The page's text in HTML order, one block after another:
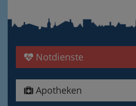
Notdienste
Apotheken